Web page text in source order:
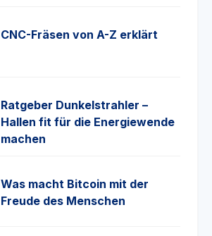
CNC-Fräsen von A-Z erklärt
Ratgeber Dunkelstrahler –
Hallen fit für die Energiewende
machen
Was macht Bitcoin mit der
Freude des Menschen